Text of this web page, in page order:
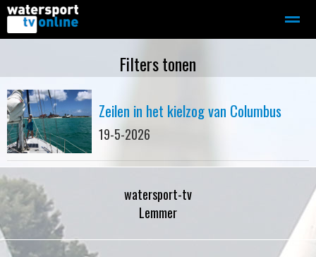
Motorboot-sloep Adverteren
Home Contact Bellen Zoeken
Filters tonen
Zeilen in het kielzog van Columbus
19-5-2026
watersport-tv
Lemmer